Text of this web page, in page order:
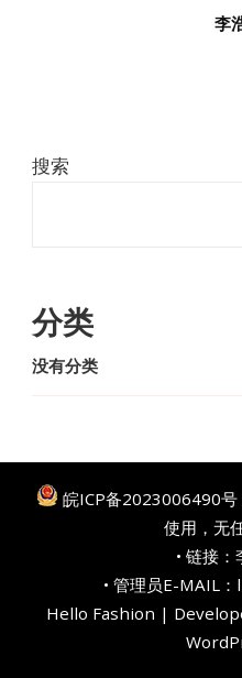
李
搜索
分类
没有分类
皖ICP备2023006490号
使用，无
• 链接：
• 管理员E-MAIL
Hello Fashion |